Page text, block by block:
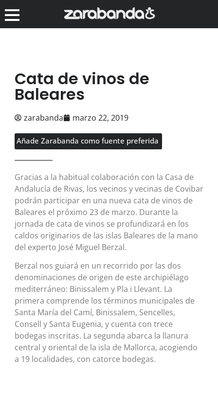
Cata de vinos de
Baleares
zarabanda marzo 22, 2019
Añade Zarabanda como fuente preferida
Gracias a la habitual colaboración con la Casa de
Andalucía de Rivas, los vecinos y vecinas de Covibar
podrán participar en una nueva cata de vinos de
Baleares el próximo 23 de marzo. Durante la
jornada de cata de vinos se profundizará en los
caldos originarios de las islas Baleares de la mano
del experto José Miguel Berzal.
Berzal nos guiará en un recorrido por las dos
denominaciones de origen de este archipiélago
mediterráneo: Binissalem y Pla i Llevant. La
primera comprende los términos municipales de
Santa María del Camí, Binissalem, Sencelles,
Consell y Santa Eugenia, y cuenta con trece
bodegas inscritas. La segunda abarca la llanura
central y oriental de la isla de Mallorca, acogiendo
a 19 localidades, con catorce bodegas.